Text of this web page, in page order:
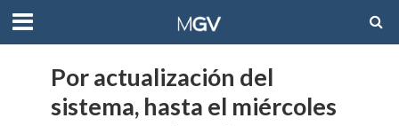
Por actualización del
sistema, hasta el miércoles